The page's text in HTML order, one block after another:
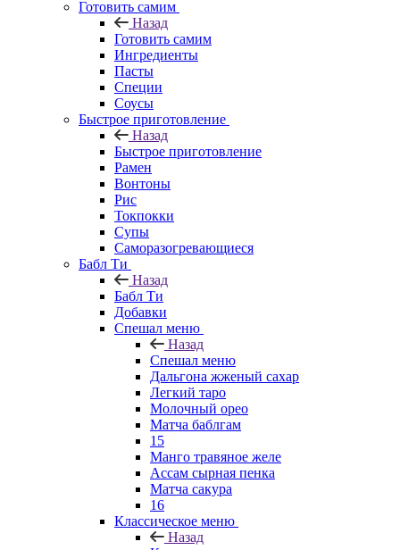
Готовить самим
Назад
Готовить самим
Ингредиенты
Пасты
Специи
Соусы
Быстрое приготовление
Назад
Быстрое приготовление
Рамен
Вонтоны
Рис
Токпокки
Супы
Саморазогревающиеся
Бабл Ти
Назад
Бабл Ти
Добавки
Спешал меню
Назад
Спешал меню
Дальгона жженый сахар
Легкий таро
Молочный орео
Матча баблгам
15
Манго травяное желе
Ассам сырная пенка
Матча сакура
16
Классическое меню
Назад